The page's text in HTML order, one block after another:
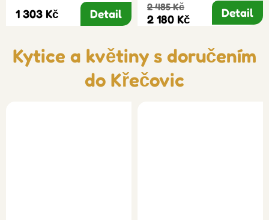
1 303 Kč Detail
2 485 Kč
2 180 Kč Detail
Kytice a květiny s doručením
do Křečovic